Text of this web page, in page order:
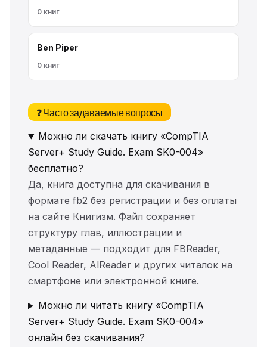
0 книг
Ben Piper
0 книг
❓ Часто задаваемые вопросы
Можно ли скачать книгу «CompTIA
Server+ Study Guide. Exam SK0-004»
бесплатно?
Да, книга доступна для скачивания в
формате fb2 без регистрации и без оплаты
на сайте Книгизм. Файл сохраняет
структуру глав, иллюстрации и
метаданные — подходит для FBReader,
Cool Reader, AlReader и других читалок на
смартфоне или электронной книге.
Можно ли читать книгу «CompTIA
Server+ Study Guide. Exam SK0-004»
онлайн без скачивания?